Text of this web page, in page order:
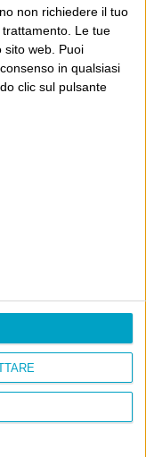
non richiedere il tuo
Le tue
sito web. Puoi
in qualsiasi
clic sul pulsante
di parole